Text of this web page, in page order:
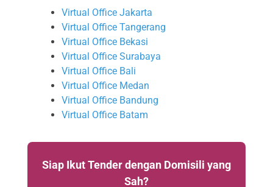
Virtual Office Jakarta
Virtual Office Tangerang
Virtual Office Bekasi
Virtual Office Surabaya
Virtual Office Bali
Virtual Office Medan
Virtual Office Bandung
Virtual Office Batam
Siap Ikut Tender dengan Domisili yang
Sah?